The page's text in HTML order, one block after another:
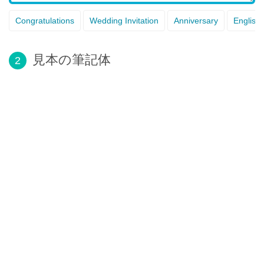
Congratulations Wedding Invitation Anniversary English
2 見本の筆記体